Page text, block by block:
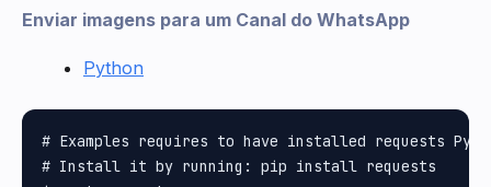
Enviar imagens para um Canal do WhatsApp
Python
# Examples requires to have installed requests
# Install it by running: pip install requests